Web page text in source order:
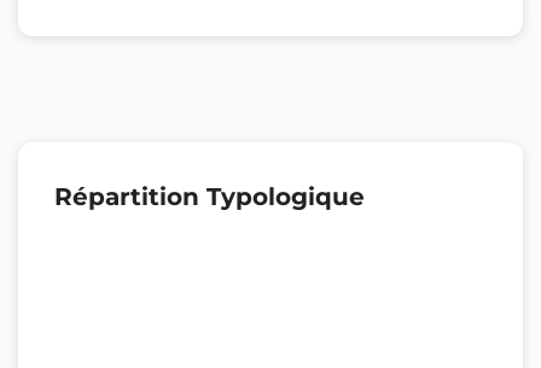
Répartition Typologique